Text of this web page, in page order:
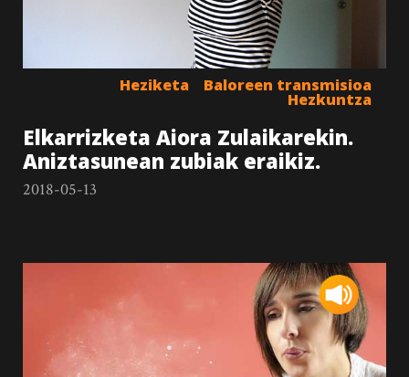
Baloreen transmisioa
Heziketa
Hezkuntza
Elkarrizketa Aiora Zulaikarekin.
Aniztasunean zubiak eraikiz.
2018-05-13